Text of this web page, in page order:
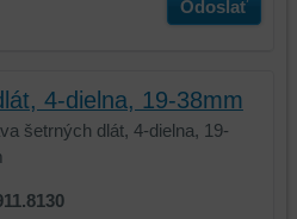
Odoslať
4-dielna, 19-38mm
šetrných dlát, 4-dielna, 19-